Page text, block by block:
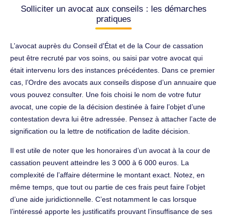
Solliciter un avocat aux conseils : les démarches
pratiques
L’avocat auprès du Conseil d'État et de la Cour de cassation
peut être recruté par vos soins, ou saisi par votre avocat qui
était intervenu lors des instances précédentes. Dans ce premier
cas, l’Ordre des avocats aux conseils dispose d’un annuaire que
vous pouvez consulter. Une fois choisi le nom de votre futur
avocat, une copie de la décision destinée à faire l’objet d’une
contestation devra lui être adressée. Pensez à attacher l’acte de
signification ou la lettre de notification de ladite décision.
Il est utile de noter que les honoraires d’un avocat à la cour de
cassation peuvent atteindre les 3 000 à 6 000 euros. La
complexité de l’affaire détermine le montant exact. Notez, en
même temps, que tout ou partie de ces frais peut faire l’objet
d’une aide juridictionnelle. C’est notamment le cas lorsque
l’intéressé apporte les justificatifs prouvant l’insuffisance de ses